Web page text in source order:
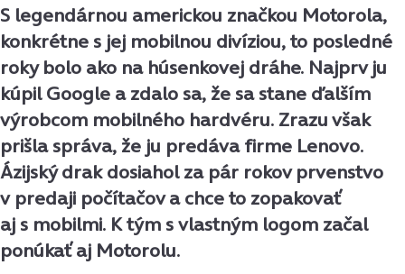
S legendárnou americkou značkou Motorola,
konkrétne s jej mobilnou divíziou, to posledné
roky bolo ako na húsenkovej dráhe. Najprv ju
kúpil Google a zdalo sa, že sa stane ďalším
výrobcom mobilného hardvéru. Zrazu však
prišla správa, že ju predáva firme Lenovo.
Ázijský drak dosiahol za pár rokov prvenstvo
v predaji počítačov a chce to zopakovať
aj s mobilmi. K tým s vlastným logom začal
ponúkať aj Motorolu.